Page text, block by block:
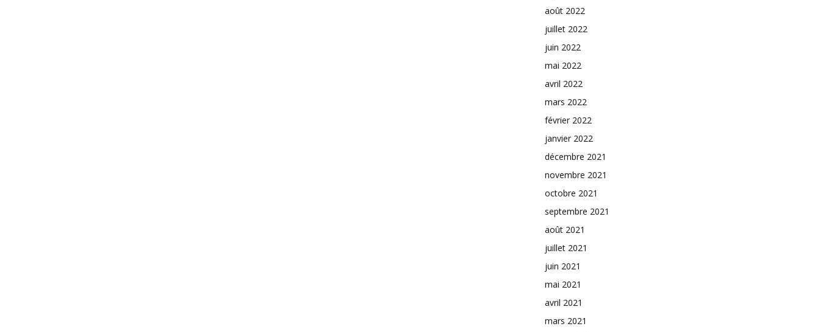
août 2022
juillet 2022
juin 2022
mai 2022
avril 2022
mars 2022
février 2022
janvier 2022
décembre 2021
novembre 2021
octobre 2021
septembre 2021
août 2021
juillet 2021
juin 2021
mai 2021
avril 2021
mars 2021